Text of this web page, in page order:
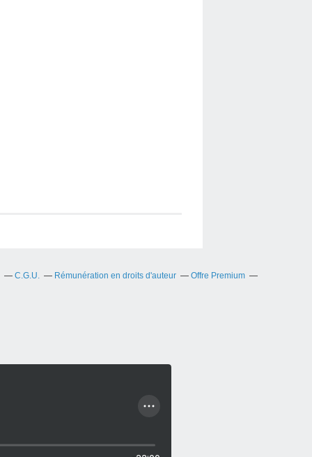
C.G.U. Rémunération en droits d'auteur
Offre Premium